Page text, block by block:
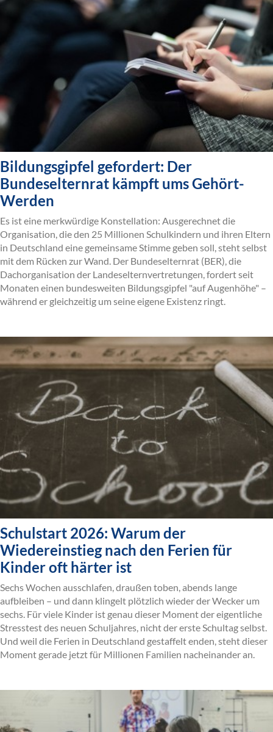
Bildungsgipfel gefordert: Der
Bundeselternrat kämpft ums Gehört-
Werden
Es ist eine merkwürdige Konstellation: Ausgerechnet die
Organisation, die den 25 Millionen Schulkindern und ihren Eltern
in Deutschland eine gemeinsame Stimme geben soll, steht selbst
mit dem Rücken zur Wand. Der Bundeselternrat (BER), die
Dachorganisation der Landeselternvertretungen, fordert seit
Monaten einen bundesweiten Bildungsgipfel "auf Augenhöhe" –
während er gleichzeitig um seine eigene Existenz ringt.
Schulstart 2026: Warum der
Wiedereinstieg nach den Ferien für
Kinder oft härter ist
Sechs Wochen ausschlafen, draußen toben, abends lange
aufbleiben – und dann klingelt plötzlich wieder der Wecker um
sechs. Für viele Kinder ist genau dieser Moment der eigentliche
Stresstest des neuen Schuljahres, nicht der erste Schultag selbst.
Und weil die Ferien in Deutschland gestaffelt enden, steht dieser
Moment gerade jetzt für Millionen Familien nacheinander an.